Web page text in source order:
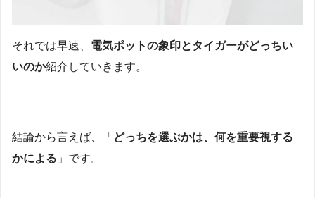
それでは早速、 電気ポットの象印とタイガーがどっちい
いのか紹介していきます。
結論から言えば、「 どっちを選ぶかは、何を重要視する
かによる 」です。